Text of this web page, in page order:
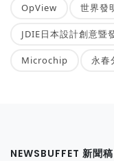
OpView 世界發
JDIE日本設計創意暨
Microchip 永春
NEWSBUFFET 新聞